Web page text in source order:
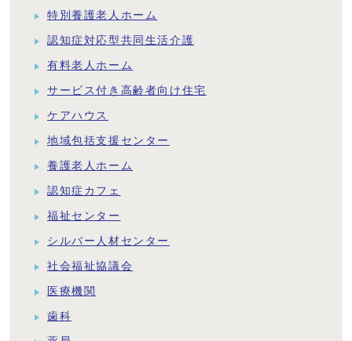
特別養護老人ホーム
認知症対応型共同生活介護
有料老人ホーム
サービス付き高齢者向け住宅
ケアハウス
地域包括支援センター
養護老人ホーム
認知症カフェ
福祉センター
シルバー人材センター
社会福祉協議会
医療機関
歯科